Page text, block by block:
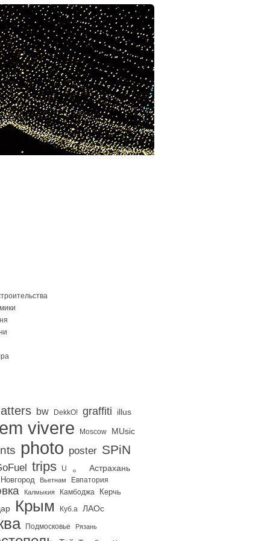
bw DekkO! graffiti illus
vivere Moscow MUsic
photo poster SPiN
trips U 。 Астрахань
Вьетнам Евпатория
Калмыкия Камбоджа Керчь
Крым Куб.а ЛАОс
Подмосковье Рязань